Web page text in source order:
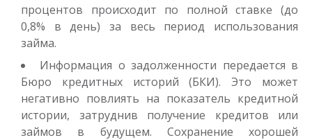
процентов происходит по полной ставке (до
0,8% в день) за весь период использования
займа.
Информация о задолженности передается в
Бюро кредитных историй (БКИ). Это может
негативно повлиять на показатель кредитной
истории, затруднив получение кредитов или
займов в будущем. Сохранение хорошей